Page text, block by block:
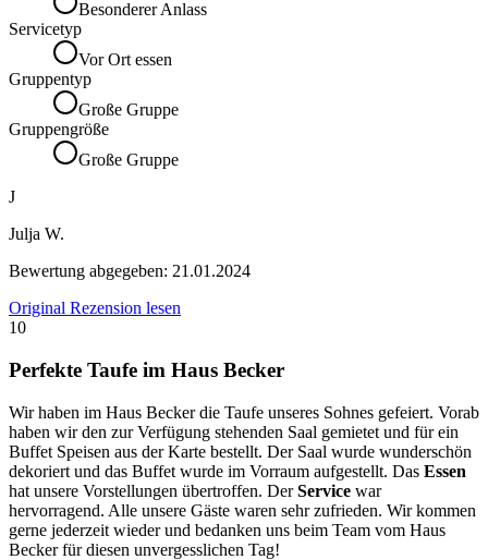
Besonderer Anlass
Servicetyp
Vor Ort essen
Gruppentyp
Große Gruppe
Gruppengröße
Große Gruppe
J
Julja W.
Bewertung abgegeben: 21.01.2024
Original Rezension lesen
10
Perfekte Taufe im Haus Becker
Wir haben im Haus Becker die Taufe unseres Sohnes gefeiert. Vorab
haben wir den zur Verfügung stehenden Saal gemietet und für ein
Buffet Speisen aus der Karte bestellt. Der Saal wurde wunderschön
dekoriert und das Buffet wurde im Vorraum aufgestellt. Das Essen
hat unsere Vorstellungen übertroffen. DerService war
hervorragend. Alle unsere Gäste waren sehr zufrieden. Wir kommen
gerne jederzeit wieder und bedanken uns beim Team vom Haus
Becker für diesen unvergesslichen Tag!